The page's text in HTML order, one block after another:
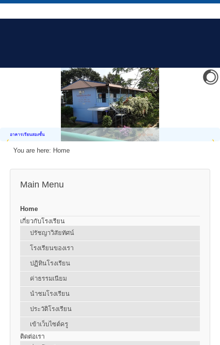
อาคารเรียนสองชั้น
You are here: Home
Main Menu
Home
เกี่ยวกับโรงเรียน
ปรัชญาวิสัยทัศน์
โรงเรียนของเรา
ปฏิทินโรงเรียน
ค่าธรรมเนียม
นำชมโรงเรียน
ประวัติโรงเรียน
เข้าเว็บไซต์ครู
ติดต่อเรา